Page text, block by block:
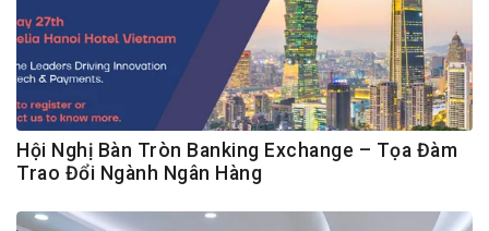
Hội Nghị Bàn Tròn Banking Exchange – Tọa Đàm
Trao Đổi Ngành Ngân Hàng